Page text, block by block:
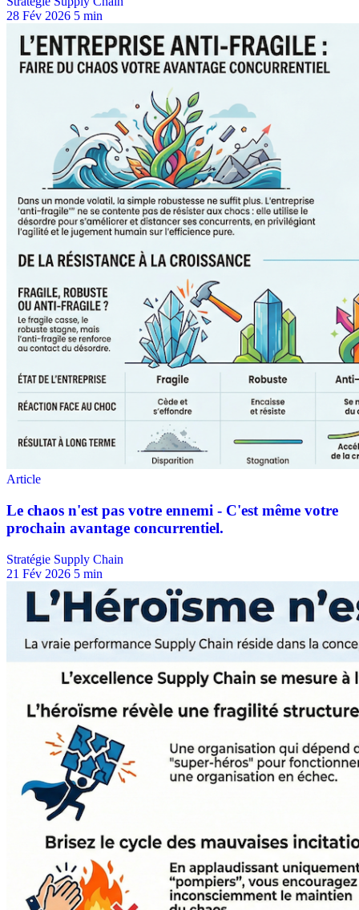
28 Fév 2026 5 min
Stratégie Supply Chain
21 Fév 2026 5 min